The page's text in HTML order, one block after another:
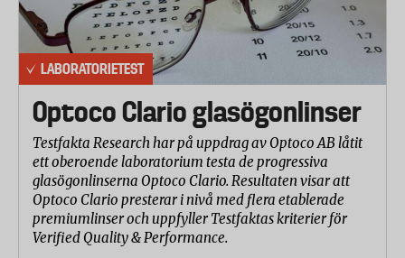
cafémiljö.
Komfort
Musiklyssnarpanelen utvärderade hur sköna lurarna
var att ha på sig samt hur lätta de var att justera.
Användarvänlighet Bluetooth
Laboratoriet bedömde hur lätt det var att hantera
lurarnas Bluetooth-uppkoppling och hur lätt det går
att växla mellan olika enheter, t ex mobiltelefon och
dator.
LABORATORIETEST
Optoco Clario glasögonlinser
Testfakta Research har på uppdrag av Optoco AB låtit
ett oberoende laboratorium testa de progressiva
glasögonlinserna Optoco Clario. Resultaten visar att
Optoco Clario presterar i nivå med flera etablerade
premiumlinser och uppfyller Testfaktas kriterier för
Verified Quality & Performance.